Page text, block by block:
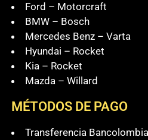
Ford – Motorcraft
BMW – Bosch
Mercedes Benz – Varta
Hyundai – Rocket
Kia – Rocket
Mazda – Willard
MÉTODOS DE PAGO
Transferencia Bancolombia